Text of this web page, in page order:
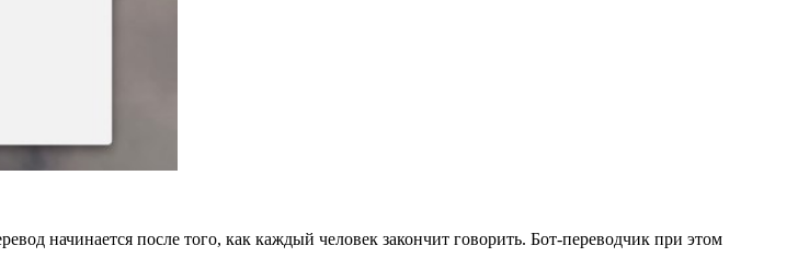
начинается после того, как каждый человек закончит говорить. Бот-переводчик при этом